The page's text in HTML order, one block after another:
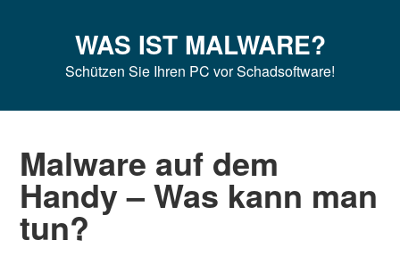
Hauptnavigation
SeitenspalteWAS IST MALWARE?
Schützen Sie Ihren PC vor Schadsoftware!
Malware auf dem
Handy – Was kann man
tun?